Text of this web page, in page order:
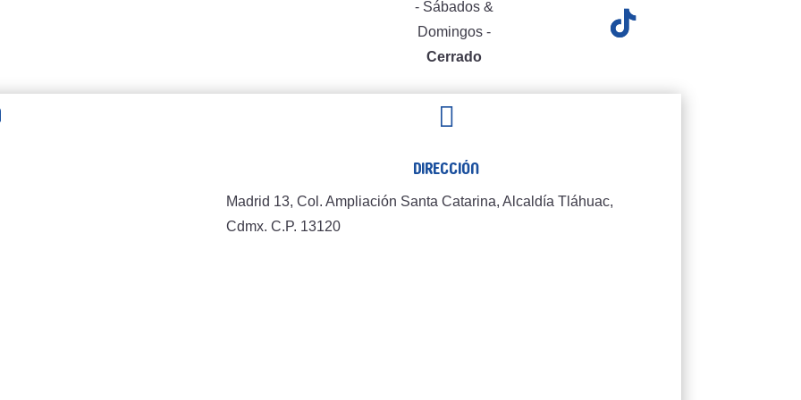
- Sábados &
Domingos -
Cerrado

Dirección
Madrid 13, Col. Ampliación Santa Catarina, Alcaldía Tláhuac,
Cdmx. C.P. 13120